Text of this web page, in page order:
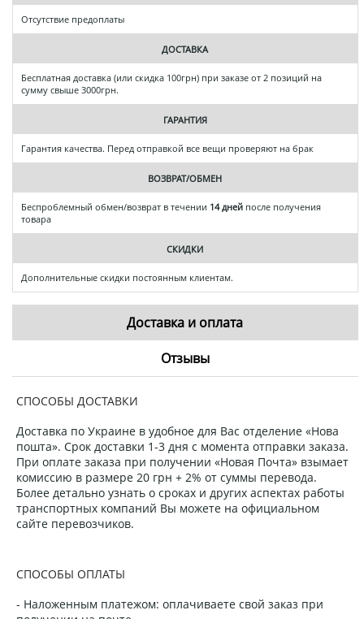
Отсутствие предоплаты
ДОСТАВКА
Бесплатная доставка (или скидка 100грн) при заказе от 2 позиций на
сумму свыше 3000грн.
ГАРАНТИЯ
Гарантия качества. Перед отправкой все вещи проверяют на брак
ВОЗВРАТ/ОБМЕН
Беспроблемный обмен/возврат в течении 14 дней после получения
товара
СКИДКИ
Дополнительные скидки постоянным клиентам.
Доставка и оплата
Отзывы
СПОСОБЫ ДОСТАВКИ
Доставка по Украине в удобное для Вас отделение «Нова
пошта». Срок доставки 1-3 дня с момента отправки заказа.
При оплате заказа при получении «Новая Почта» взымает
комиссию в размере 20 грн + 2% от суммы перевода.
Более детально узнать о сроках и других аспектах работы
транспортных компаний Вы можете на официальном
сайте перевозчиков.
СПОСОБЫ ОПЛАТЫ
- Наложенным платежом: оплачиваете свой заказ при